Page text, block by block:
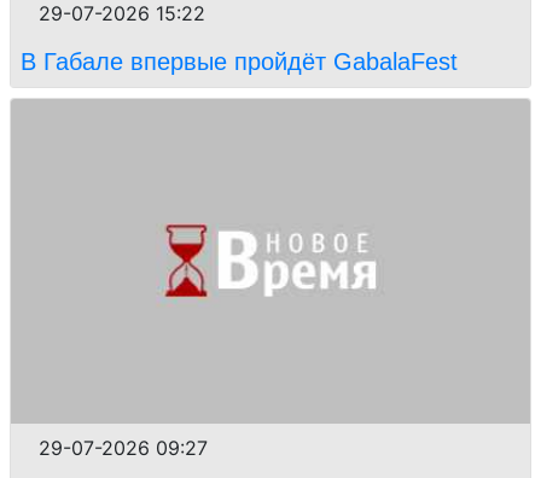
29-07-2026 15:22
В Габале впервые пройдёт GabalaFest
29-07-2026 09:27